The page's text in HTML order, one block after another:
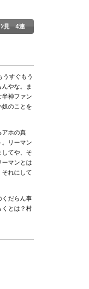
ﾝ見 4連
うすぐもう
やな。ま
神ファン
のことを
アホの真
。リーマン
てや、そ
マンとは
それにして
くだらん事
くとは？村